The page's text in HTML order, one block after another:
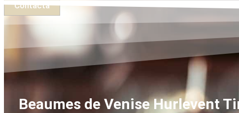
Contacta
Beaumes de Venise Hurlevent